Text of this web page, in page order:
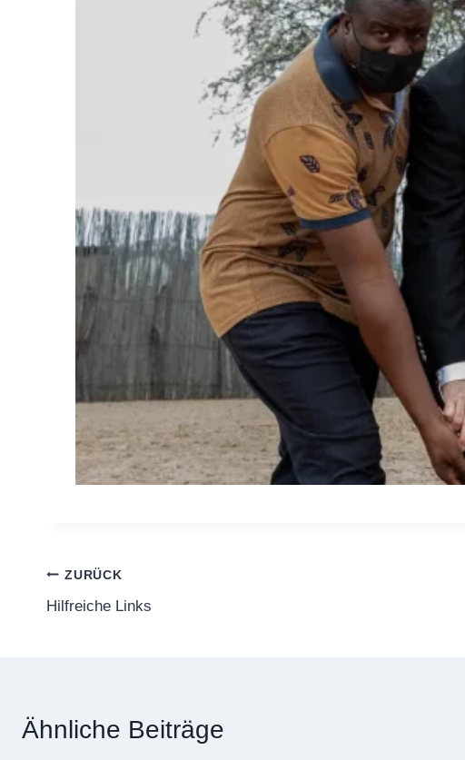
Beitragsnavigation
ZURÜCK
Hilfreiche Links
Ähnliche Beiträge